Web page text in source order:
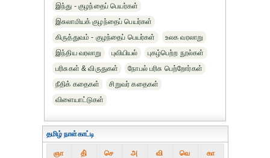
இந்து - குழந்தைப் பெயர்கள்
இசுலாமியக் குழந்தைப் பெயர்கள்
கிருத்துவம் - குழந்தைப் பெயர்கள்
உலக வரலாறு
இந்திய வரலாறு
புவியியல்
புகழ்பெற்ற நூல்கள்
பரிசுகள் & விருதுகள்
நோபல் பரிசு‎ பெற்றோர்‎கள்
நீதிக் கதைகள்
சிறுவர் கதைகள்
விளையாட்டுகள்
தமிழ் நாள்காட்டி
ஞா தி் செ அ வி வெ கா